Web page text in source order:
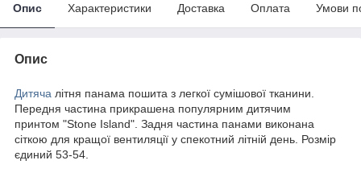
Опис Характеристики Доставка Оплата Умови
Опис
Дитяча літня панама пошита з легкої сумішової тканини.
Передня частина прикрашена популярним дитячим
принтом "Stone Island" . Задня частина панами виконана
сіткою для кращої вентиляції у спекотний літній день. Розмір
єдиний 53-54.